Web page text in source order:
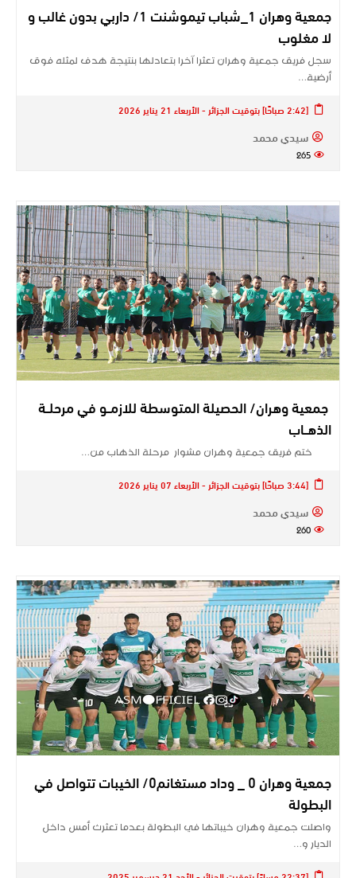
جمعية وهران 1_شباب تيموشنت 1/ داربي بدون غالب و
لا مغلوب
سجل فريق جمعية وهران تعثرا آخرا بتعادلها بنتيجة هدف لمثله فوق
أرضية…
[2:42 صباحًا] بتوقيت الجزائر - الأربعاء 21 يناير 2026
سيدي محمد
265
جمعية وهران/ الحصيلة المتوسطة للازمــو في مرحلــة
الذهــاب
ختم فريق جمعية وهران مشوار مرحلة الذهاب من…
[3:44 صباحًا] بتوقيت الجزائر - الأربعاء 07 يناير 2026
سيدي محمد
260
جمعية وهران 0 _ وداد مستغانم0/ الخيبات تتواصل في
البطولة
واصلت جمعية وهران خيباتها في البطولة بعدما تعثرث أمس داخل
الديار و…